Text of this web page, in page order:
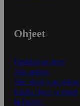
Ohjeet
Ensitilaajan ohjeet
Näin maksat
Näin tilaat ja muokkaat
Kaikki ohjeet ja vinkit
In English